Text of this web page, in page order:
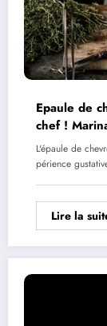
Epaule de
chef !
L'épaule de
périence
Lire la